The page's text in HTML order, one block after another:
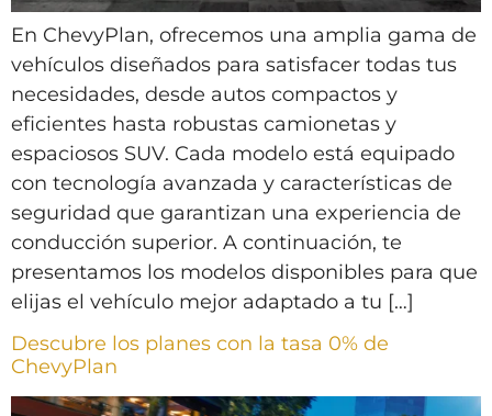
En ChevyPlan, ofrecemos una amplia gama de
vehículos diseñados para satisfacer todas tus
necesidades, desde autos compactos y
eficientes hasta robustas camionetas y
espaciosos SUV. Cada modelo está equipado
con tecnología avanzada y características de
seguridad que garantizan una experiencia de
conducción superior. A continuación, te
presentamos los modelos disponibles para que
elijas el vehículo mejor adaptado a tu […]
Descubre los planes con la tasa 0% de
ChevyPlan